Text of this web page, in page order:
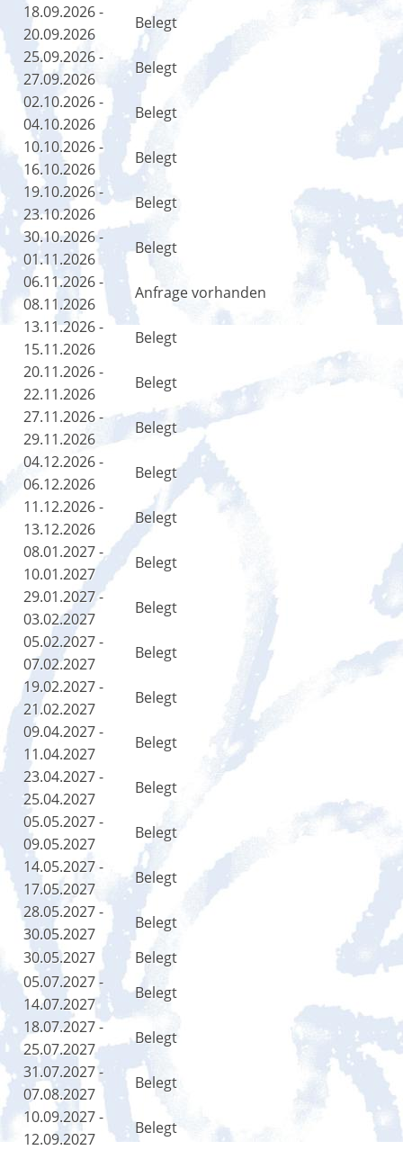
18.09.2026 -
20.09.2026
Belegt
25.09.2026 -
27.09.2026
Belegt
02.10.2026 -
04.10.2026
Belegt
10.10.2026 -
16.10.2026
Belegt
19.10.2026 -
23.10.2026
Belegt
30.10.2026 -
01.11.2026
Belegt
06.11.2026 -
08.11.2026
Anfrage vorhanden
13.11.2026 -
15.11.2026
Belegt
20.11.2026 -
22.11.2026
Belegt
27.11.2026 -
29.11.2026
Belegt
04.12.2026 -
06.12.2026
Belegt
11.12.2026 -
13.12.2026
Belegt
08.01.2027 -
10.01.2027
Belegt
29.01.2027 -
03.02.2027
Belegt
05.02.2027 -
07.02.2027
Belegt
19.02.2027 -
21.02.2027
Belegt
09.04.2027 -
11.04.2027
Belegt
23.04.2027 -
25.04.2027
Belegt
05.05.2027 -
09.05.2027
Belegt
14.05.2027 -
17.05.2027
Belegt
28.05.2027 -
30.05.2027
Belegt
30.05.2027
Belegt
05.07.2027 -
14.07.2027
Belegt
18.07.2027 -
25.07.2027
Belegt
31.07.2027 -
07.08.2027
Belegt
10.09.2027 -
12.09.2027
Belegt